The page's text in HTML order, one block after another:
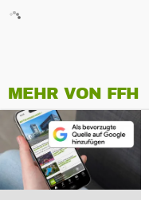
MEHR VON FFH